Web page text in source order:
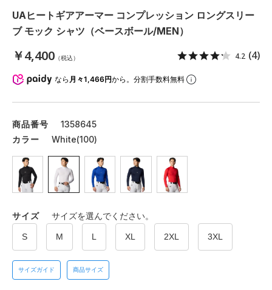
UAヒートギアアーマー コンプレッション ロングスリー
ブ モック シャツ（ベースボール/MEN）
￥4,400 （税込） 4.2 (4)
なら 月々1,466円から。分割手数料無料
商品番号
1358645
カラー
White(100)
サイズ サイズを選んでください。
S M L XL 2XL 3XL
サイズガイド 商品サイズ